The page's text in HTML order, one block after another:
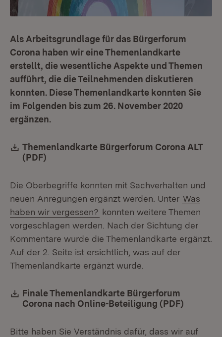
Als Arbeitsgrundlage für das Bürgerforum
Corona haben wir eine Themenlandkarte
erstellt, die wesentliche Aspekte und Themen
aufführt, die die Teilnehmenden diskutieren
konnten. Diese Themenlandkarte konnten Sie
im Folgenden bis zum 26. November 2020
ergänzen.
Download:
Themenlandkarte Bürgerforum Corona ALT
(PDF)
Die Oberbegriffe konnten mit Sachverhalten und
neuen Anregungen ergänzt werden. Unter Was
haben wir vergessen? konnten weitere Themen
vorgeschlagen werden. Nach der Sichtung der
Kommentare wurde die Themenlandkarte ergänzt.
Auf der 2. Seite ist ersichtlich, was auf der
Themenlandkarte ergänzt wurde.
Download:
Finale Themenlandkarte Bürgerforum
Corona nach Online-Beteiligung (PDF)
Bitte haben Sie Verständnis dafür, dass wir auf